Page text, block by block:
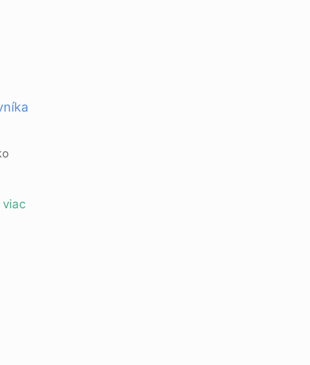
viac